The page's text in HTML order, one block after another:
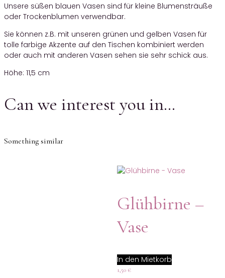
Unsere süßen blauen Vasen sind für kleine Blumensträuße
oder Trockenblumen verwendbar.
Sie können z.B. mit unseren grünen und gelben Vasen für
tolle farbige Akzente auf den Tischen kombiniert werden
oder auch mit anderen Vasen sehen sie sehr schick aus.
Höhe: 11,5 cm
Can we interest you in…
Something similar
Glühbirne –
Vase
In den Mietkorb
1,50 €